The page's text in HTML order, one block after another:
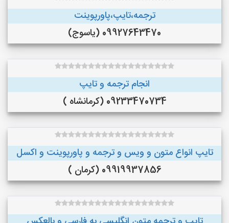
ترجمه،تایپ،پاورپوینت
09927643470 (یاسوج)
انجام ترجمه و تایپ
09233470734 (کرمانشاه )
تایپ انواع متون و ویس و ترجمه و پاورپوینت و اکسل
09919937856 (کرمان )